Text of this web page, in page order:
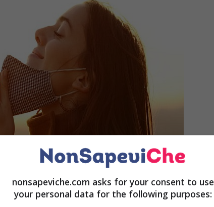
nonsapeviche.com asks for your consent to use
your personal data for the following purposes: